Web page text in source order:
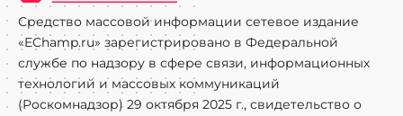
Средство массовой информации сетевое издание
«EChamp.ru» зарегистрировано в Федеральной
службе по надзору в сфере связи, информационных
технологий и массовых коммуникаций
(Роскомнадзор) 29 октября 2025 г., свидетельство о